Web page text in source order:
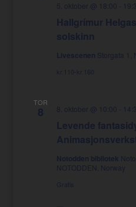
Hallgrímur
solskinn
5. oktober @ 18:00
Livescenen Storgata 1,
TOR
8
Levende
8. oktober @ 10:00
Notodden bibliotek
NOTODDEN, Norway